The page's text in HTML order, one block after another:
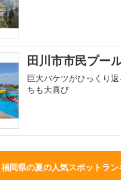
田川市市民プー
巨大バケツがひっくり
ちも大喜び
福岡県の夏の人気スポットラン